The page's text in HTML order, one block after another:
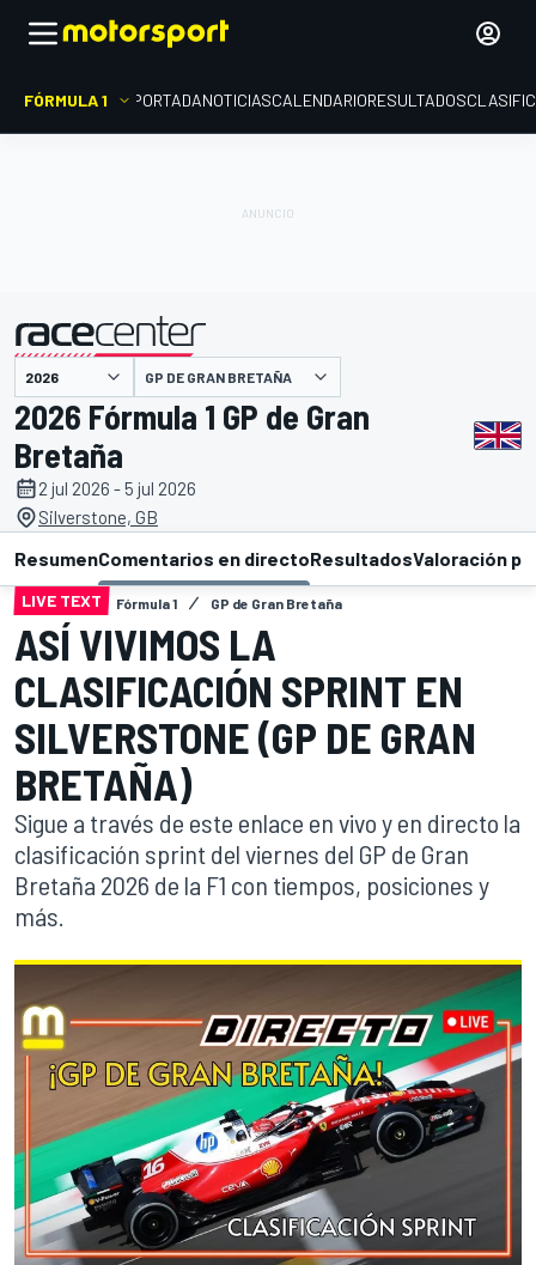
FÓRMULA 1 PORTADANOTICIASCALENDARIORESULTADOS
GP DE GRAN BRETAÑA
2026 Fórmula 1 GP de Gran
Bretaña
2 jul 2026 - 5 jul 2026
Silverstone, GB
ResumenComentarios en directoResultadosValoración
LIVE TEXT Fórmula 1 GP de Gran Bretaña
ASÍ VIVIMOS LA
CLASIFICACIÓN SPRINT EN
SILVERSTONE (GP DE GRAN
BRETAÑA)
Sigue a través de este enlace en vivo y en directo la
clasificación sprint del viernes del GP de Gran
Bretaña 2026 de la F1 con tiempos, posiciones y
más.